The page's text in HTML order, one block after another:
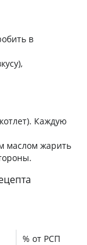
в
Каждую
маслом жарить
% от РСП